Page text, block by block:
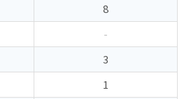
8
-
3
1